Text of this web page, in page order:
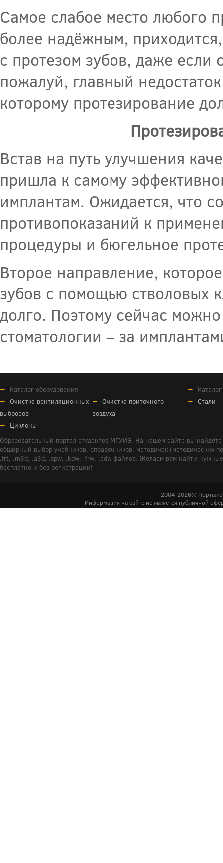
Самое слабое место любого
более надёжным,
с протезом зубов, даже
пожалуй, главный
которому протезирование
Встав на путь улучшения
пришла к самому
имплантам. Ожидается, что
противопоказаний к
процедуры и бюгельное
Второе направление,
зубов с помощью стволовых
долго. Поэтому сейчас
стоматологии – за
Каталог оборудования
Очистка вентиляционных
выбросов
Очистка приточного
воздуха
Циклоны
Стали
Образовательный портал студентов МГУИЭ. На нашем сайте вы
обширный выбор учебников, справочников, методичек (методических
.frt, .m3d, .a3d, .spw, .kdw, .frw, .cdw файлов. Желаем вам найти
бесплатно и без регистрации!
2004-2026© Портал
Информация на сайте не является публичной